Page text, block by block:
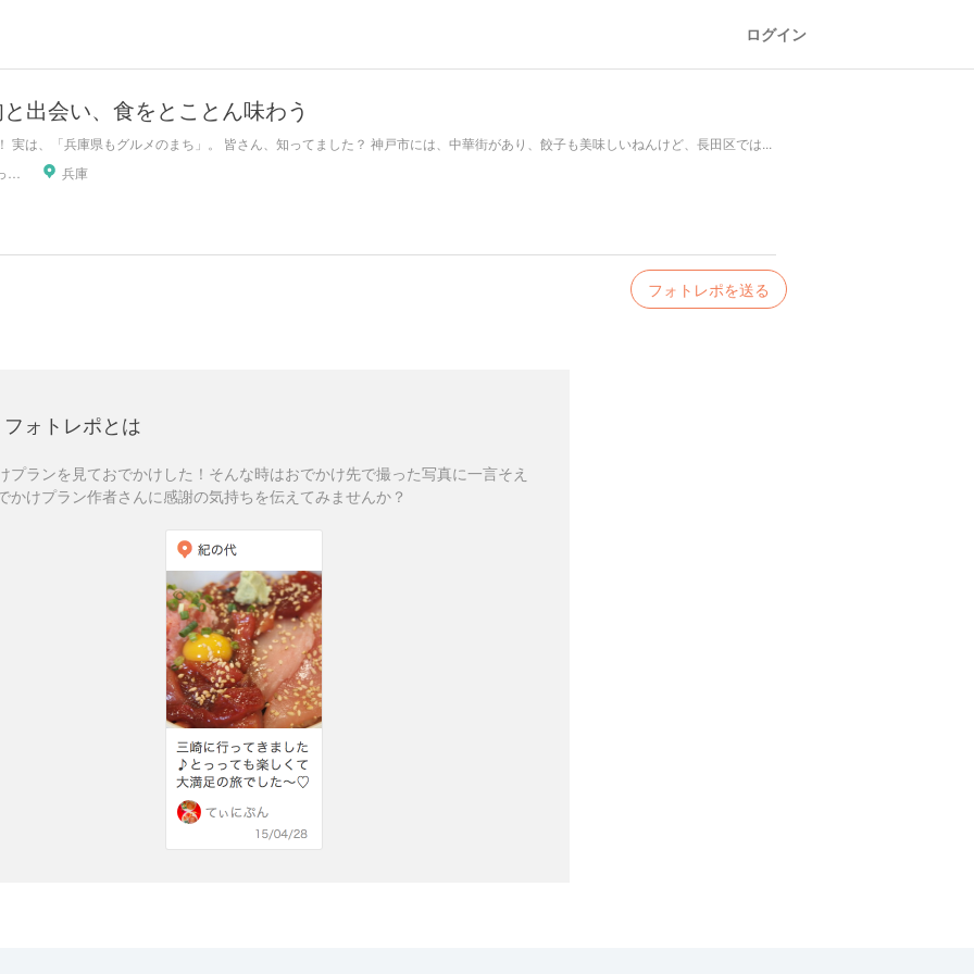
ログイン
出会い、食をとことん味わう
実は、「兵庫県もグルメのまち」。 皆さん、知ってました？ 神戸市には、中華街があり、餃子も美味しいねんけど、長田区では...
兵庫
フォトレポを送る
フォトレポとは
プランを見ておでかけした！そんな時はおでかけ先で撮った写真に一言そえ
かけプラン作者さんに感謝の気持ちを伝えてみませんか？